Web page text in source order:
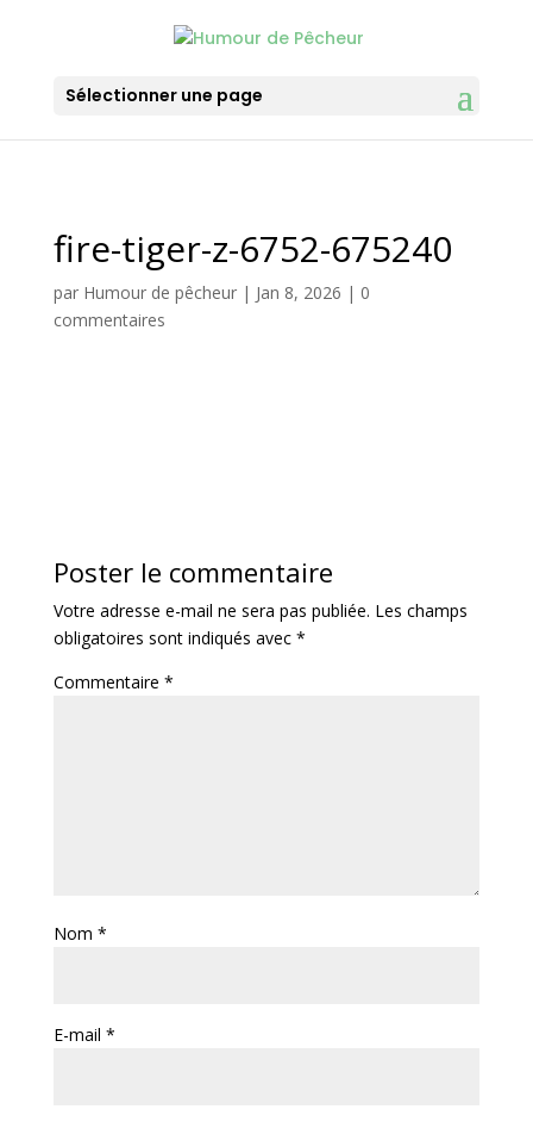
Sélectionner une page
fire-tiger-z-6752-675240
par Humour de pêcheur| Jan 8, 2026 | 0
commentaires
Poster le commentaire
Votre adresse e-mail ne sera pas publiée. Les champs
obligatoires sont indiqués avec *
Commentaire *
Nom *
E-mail *